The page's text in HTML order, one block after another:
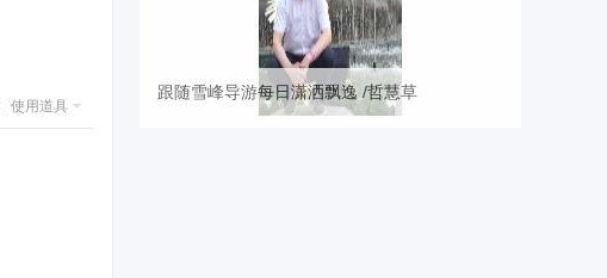
使用道具
跟随雪峰导游每日潇洒飘逸 /哲慧草